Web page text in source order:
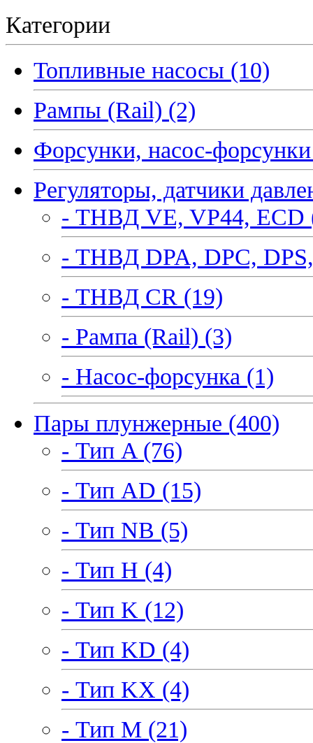
Категории
Топливные насосы (10)
Рампы (Rail) (2)
Форсунки, насос-
Регуляторы, датчики
- ТНВД VE, VP44, ECD
- ТНВД DPA, DPC,
- ТНВД CR (19)
- Рампа (Rail) (3)
- Насос-форсунка (1)
Пары плунжерные (400)
- Тип A (76)
- Тип AD (15)
- Тип NB (5)
- Тип H (4)
- Тип K (12)
- Тип KD (4)
- Тип KX (4)
- Тип M (21)